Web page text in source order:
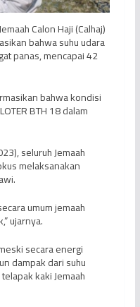
Calon Haji (Calhaj)
bahwa suhu udara
panas, mencapai 42
bahwa kondisi
BTH 18 dalam
seluruh Jemaah
melaksanakan
umum jemaah
ujarnya.
secara energi
dampak dari suhu
kaki Jemaah